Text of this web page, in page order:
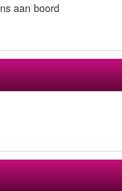
aan boord